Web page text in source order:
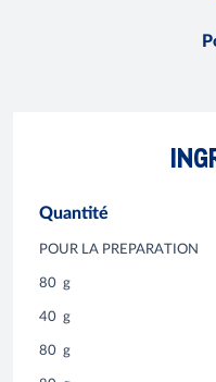
Quantité
POUR LA PREPARATION
80 g
40 g
80 g